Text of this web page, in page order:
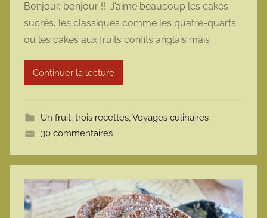
r
m
a
r
t
Bonjour, bonjour !! J’aime beaucoup les cakes
sucrés, les classiques comme les quatre-quarts
ou les cakes aux fruits confits anglais mais
Continuer la lecture
Un fruit, trois recettes,Voyages culinaires
30 commentaires